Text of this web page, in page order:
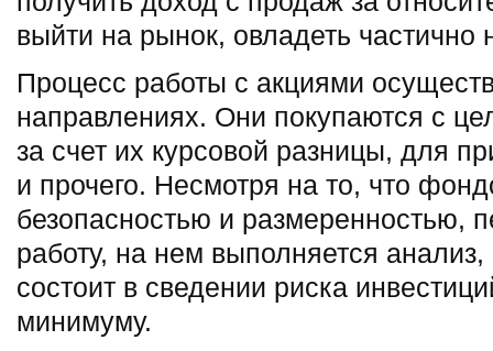
выйти на рынок, овладеть частично
Процесс работы с акциями
направлениях. Они покупаются с
за счет их курсовой разницы, для
и прочего. Несмотря на то, что
безопасностью и размеренностью,
работу, на нем выполняется анализ,
состоит в сведении риска
минимуму.